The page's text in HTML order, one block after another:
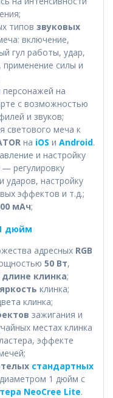
типов звуковых
включение,
гул работы, удар,
применение силы и
персонажей на
с возможностью
и звуков;
светового меча к
на iOS и Android.
и настройку
регулировку
ударов, настройку
эффектов и т.д.;
мАч;
дюйм
адресных RGB
50 Вт,
длине клинка;
клинка;
клинка;
зажигания и
местах клинка
эффекте
стандартных
диаметром 1 дюйм с
NeoCree Lite.